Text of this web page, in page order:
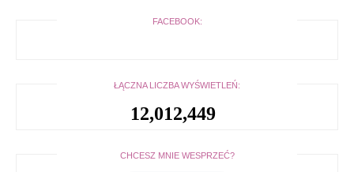
FACEBOOK:
ŁĄCZNA LICZBA WYŚWIETLEŃ:
12,012,449
CHCESZ MNIE WESPRZEĆ?